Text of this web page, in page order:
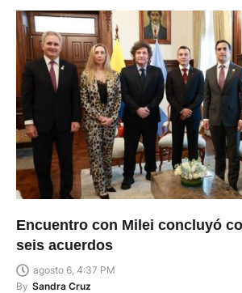
Encuentro con Milei concluyó
seis acuerdos
agosto 6, 4:37 PM
By Sandra Cruz